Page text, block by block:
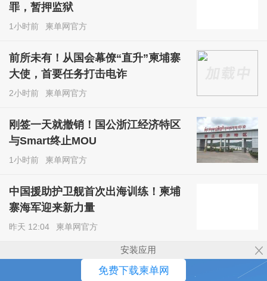
罪，暂押监狱
1小时前 柬单网官方
前所未有！从国会幕僚“直升”柬埔寨
大使，首要任务打击电诈
2小时前 柬单网官方
刚签一天就撤销！国公浙江经济特区
与Smart终止MOU
1小时前 柬单网官方
中国援助护卫舰首次出海训练！柬埔
寨海军迎来新力量
昨天 12:04 柬单网官方
安装应用
免费下载柬单网